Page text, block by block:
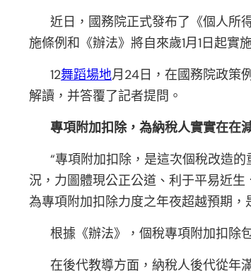
近日，國務院正式發布了《個人所
施條例和《辦法》將自來歲1月1日起實
12舞蹈場地月24日，在國務院政策
解讀，并答覆了記者提問。
專項附加扣除，為納稅人實實在在
“專項附加扣除，是這次個稅改造的
況，力圖體現公正公道、利于平易近
為專項附加扣除力度之年夜超越預期，
根據《辦法》，個稅專項附加扣除
在後代教導方面，納稅人後代從年